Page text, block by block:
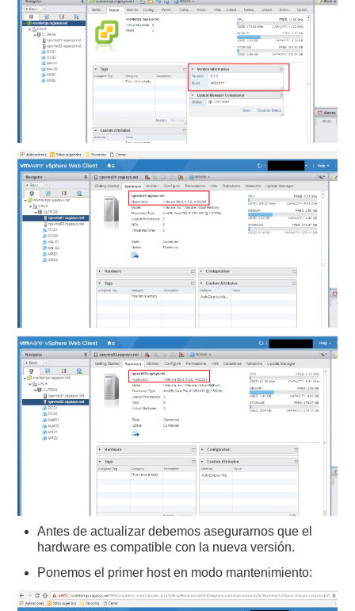
Antes de actualizar debemos asegurarnos que el
hardware es compatible con la nueva versión.
Ponemos el primer host en modo mantenimiento: